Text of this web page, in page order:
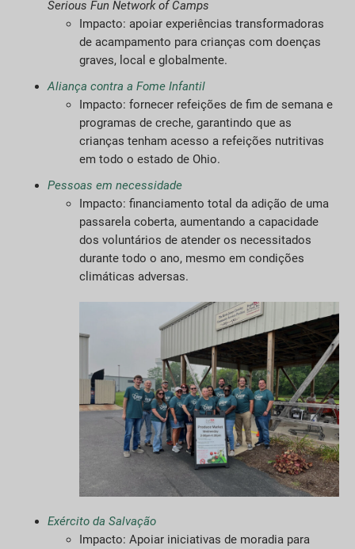
Serious Fun Network of Camps
Impacto: apoiar experiências transformadoras
de acampamento para crianças com doenças
graves, local e globalmente.
Aliança contra a Fome Infantil
Impacto: fornecer refeições de fim de semana e
programas de creche, garantindo que as
crianças tenham acesso a refeições nutritivas
em todo o estado de Ohio.
Pessoas em necessidade
Impacto: financiamento total da adição de uma
passarela coberta, aumentando a capacidade
dos voluntários de atender os necessitados
durante todo o ano, mesmo em condições
climáticas adversas.
Exército da Salvação
Impacto: Apoiar iniciativas de moradia para